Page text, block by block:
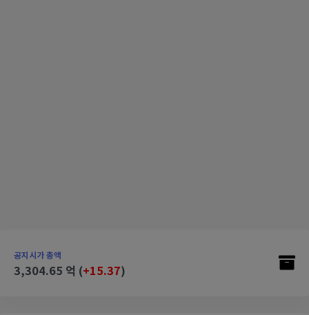
공지시가 총액
3,304.65 억 (+15.37)